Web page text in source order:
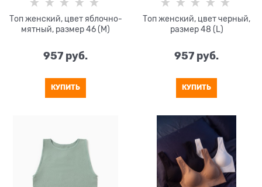
Топ женский, цвет яблочно-
мятный, размер 46 (M)
957 руб.
КУПИТЬ
Топ женский, цвет черный,
размер 48 (L)
957 руб.
КУПИТЬ